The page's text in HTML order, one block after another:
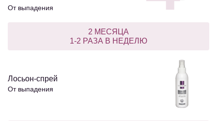
2 МЕСЯЦА
1-2 РАЗА В НЕДЕЛЮ
От выпадения
Лосьон-спрей
От выпадения